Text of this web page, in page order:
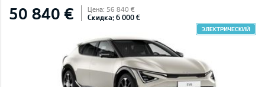
50 840 € Цена: 56 840 €
Скидка: 6 000 €
ЭЛЕКТРИЧЕСКИЙ